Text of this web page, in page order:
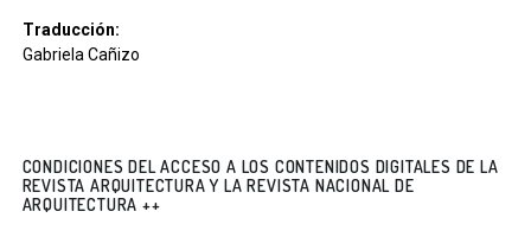
Traducción:
Gabriela Cañizo
CONDICIONES DEL ACCESO A LOS CONTENIDOS DIGITALES DE LA
REVISTA ARQUITECTURA Y LA REVISTA NACIONAL DE
ARQUITECTURA ++